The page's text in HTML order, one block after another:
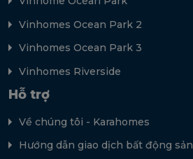
Vinhomes Ocean Park 2
Vinhomes Ocean Park 3
Vinhomes Riverside
Hỗ trợ
Về chúng tôi - Karahomes
Hướng dẫn giao dịch bất động sản